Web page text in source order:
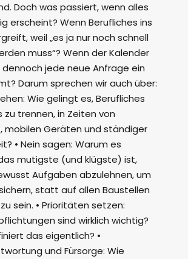
Doch was passiert, wenn alles
erscheint? Wenn Berufliches ins
weil „es ja nur noch schnell
muss“? Wenn der Kalender
dennoch jede neue Anfrage ein
Darum sprechen wir auch über:
Wie gelingt es, Berufliches
zu trennen, in Zeiten von
mobilen Geräten und ständiger
• Nein sagen: Warum es
mutigste (und klügste) ist,
Aufgaben abzulehnen, um
statt auf allen Baustellen
sein. • Prioritäten setzen:
sind wirklich wichtig?
das eigentlich? •
und Fürsorge: Wie